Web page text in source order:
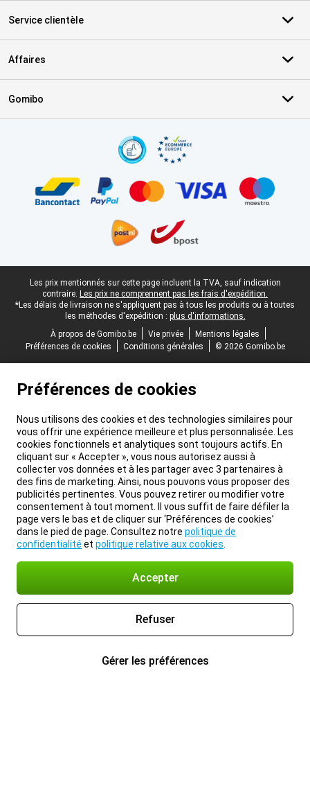
Service clientèle
Affaires
Gomibo
Pied-de-page légal
Les prix mentionnés sur cette page incluent la TVA, sauf indication
contraire. Les prix ne comprennent pas les frais d'expédition.
*Les délais de livraison ne s'appliquent pas à tous les produits ou à toutes
les méthodes d'expédition : plus d'informations.
À propos de Gomibo.be
Vie privée
Mentions légales
Préférences de cookies
Conditions générales © 2026 Gomibo.be
Préférences de cookies
Nous utilisons des cookies et des technologies similaires pour
vous offrir une expérience meilleure et plus personnalisée. Les
cookies fonctionnels et analytiques sont toujours actifs. En
cliquant sur « Accepter », vous nous autorisez aussi à
collecter vos données et à les partager avec 3 partenaires à
des fins de marketing. Ainsi, nous pouvons vous proposer des
publicités pertinentes. Vous pouvez retirer ou modifier votre
consentement à tout moment. Il vous suffit de faire défiler la
page vers le bas et de cliquer sur ‘Préférences de cookies’
dans le pied de page. Consultez notre politique de
confidentialité et politique relative aux cookies
Accepter
Refuser
Gérer les préférences